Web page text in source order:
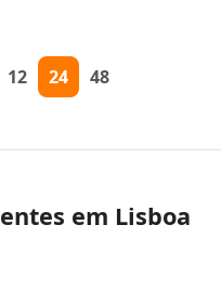
12 24 48
em Lisboa